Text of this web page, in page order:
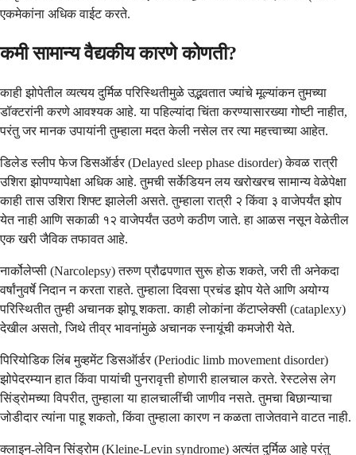
एकमेकांना अधिक वाईट करते.
कमी सामान्य वैद्यकीय कारणे कोणती?
काही झोपेतील व्यत्यय दुर्मिळ परिस्थितीमुळे उद्भवतात ज्यांचे मूल्यांकन तुमच्या
डॉक्टरांनी करणे आवश्यक आहे. या पहिल्यांदा चिंता करण्यासारख्या गोष्टी नाहीत,
परंतु जर मानक उपायांनी तुम्हाला मदत केली नसेल तर त्या महत्त्वाच्या आहेत.
डिलेड स्लीप फेज डिसऑर्डर (Delayed sleep phase disorder) केवळ रात्री
उशिरा झोपण्यापेक्षा अधिक आहे. तुमची सर्केडियन लय खरोखरच सामान्य वेळेपेक्षा
काही तास उशिरा शिफ्ट झालेली असते. तुम्हाला रात्री २ किंवा ३ वाजेपर्यंत झोप
येत नाही आणि सकाळी १२ वाजेपर्यंत उठणे कठीण जाते. हा आळस नसून वेळेतील
एक खरी जैविक तफावत आहे.
नार्कोलेप्सी (Narcolepsy) तरुण प्रौढपणात सुरू होऊ शकते, जरी ती अनेकदा
वर्षांनुवर्षे निदान न करता राहते. तुम्हाला दिवसा प्रचंड झोप येते आणि अयोग्य
परिस्थितीत तुम्ही अचानक झोपू शकता. काही लोकांना कॅटाप्लेक्सी (cataplexy)
देखील असतो, जिथे तीव्र भावनांमुळे अचानक स्नायूंची कमजोरी येते.
पिरियोडिक लिंब मुव्हमेंट डिसऑर्डर (Periodic limb movement disorder)
झोपेदरम्यान हात किंवा पायांची पुनरावृत्ती होणारी हालचाल करते. रेस्टलेस लेग
सिंड्रोमच्या विपरीत, तुम्हाला या हालचालींची जाणीव नसते. तुमचा बिछान्याचा
जोडीदार त्यांना पाहू शकतो, किंवा तुम्हाला कारण न कळता ताजेतवाने वाटत नाही.
क्लाइन-लेविन सिंड्रोम (Kleine-Levin syndrome) अत्यंत दुर्मिळ आहे परंतु